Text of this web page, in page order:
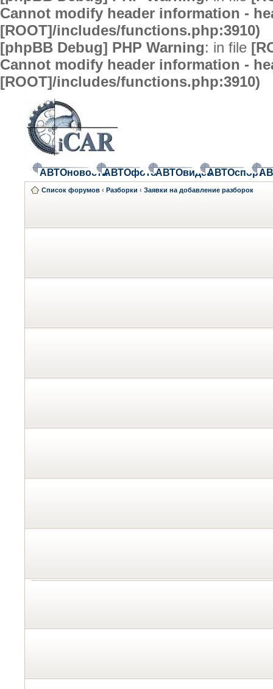
Cannot modify header information -
[ROOT]/includes/functions.php:3910)
[phpBB Debug] PHP Warning: in file
Cannot modify header information -
[ROOT]/includes/functions.php:3910)
АВТОновостиАВТОфотоАВТОвидеоАВТОспорт
Список форумов ‹ Разборки ‹ Заявки на добавление разборок